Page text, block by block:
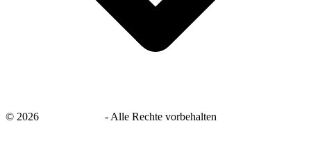
© 2026 - Alle Rechte vorbehalten